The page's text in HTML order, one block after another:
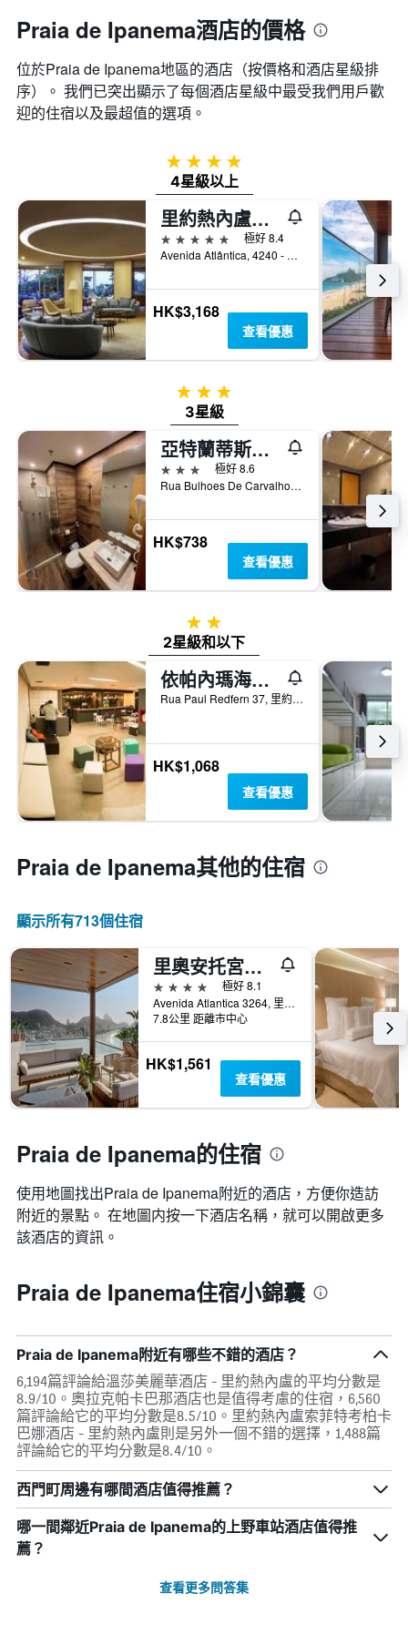
Praia de Ipanema酒店的價格
位於Praia de Ipanema​地區的酒店（按價格和酒店星級排
序）。 我們已突出顯示了每個酒店星級中最受我們用戶歡
迎的住宿以及最超值的選項。
4星級
4星級以上
里約熱內盧索菲特考柏卡巴娜酒店 - 里約熱內盧
5星級
極好 8.4
Avenida Atlântica, 4240 - Copacabana, 里約熱內盧, 巴西
HK$3,168
查看優惠
3星級
3星級
亞特蘭蒂斯科帕卡巴納酒店
3星級
極好 8.6
Rua Bulhoes De Carvalho 61 - Copacabana, 里約熱內盧, 巴西
HK$738
查看優惠
2星級
2星級和以下
依帕內瑪海灘旅舍
Rua Paul Redfern 37, 里約熱內盧, 巴西
HK$1,068
查看優惠
Praia de Ipanema​其他的住宿
顯示所有713​個住宿
里奧安托宮殿酒店 - 里約熱內盧
4星級
極好 8.1
Avenida Atlantica 3264, 里約熱內盧, 巴西
7.8公里 距離市中心
HK$1,561
查看優惠
Praia de Ipanema的住宿
使用地圖找出Praia de Ipanema​附近的酒店，方便你造訪
附近的景點。 在地圖内按一下酒店名稱，就可以開啟更多
該酒店的資訊。
Praia de Ipanema住宿小錦囊
Praia de Ipanema附近有哪些不錯的酒店？
6,194篇評論給溫莎美麗華酒店 - 里約熱內盧的平均分數是
8.9/10。奧拉克帕卡巴那酒店也是值得考慮的住宿，6,560
篇評論給它的平均分數是8.5/10。里約熱內盧索菲特考柏卡
巴娜酒店 - 里約熱內盧則是另外一個不錯的選擇，1,488篇
評論給它的平均分數是8.4/10。
西門町周邊有哪間酒店值得推薦？
哪一間鄰近Praia de Ipanema的上野車站酒店值得推
薦？
查看更多問答集